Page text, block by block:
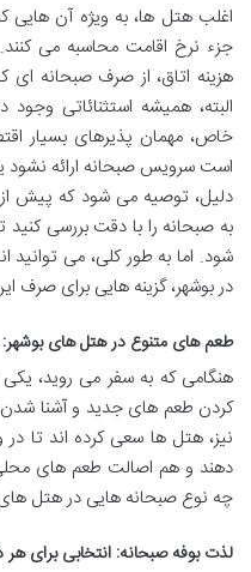
اغلب هتل ها، به ویژه آن هایی
جزء نرخ اقامت محاسبه می
هزینه اتاق، از صرف صبحانه ای
البته، همیشه استثنائاتی
خاص، مهمان پذیرهای بسیار
است سرویس صبحانه ارائه نشود
دلیل، توصیه می شود که پیش از
به صبحانه را با دقت بررسی کنید
شود. اما به طور کلی، می توانید
در بوشهر، گزینه هایی برای صرف
طعم های متنوع در هتل های
هنگامی که به سفر می روید،
کردن طعم های جدید و آشنا
نیز، هتل ها سعی کرده اند تا در
دهند و هم اصالت طعم های محلی
چه نوع صبحانه هایی در هتل
لذت بوفه صبحانه: انتخابی برای هر